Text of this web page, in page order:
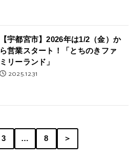
【宇都宮市】2026年は1/2（金）か
ら営業スタート！「とちのきファ
ミリーランド」
2025.12.31
3 … 8 ＞